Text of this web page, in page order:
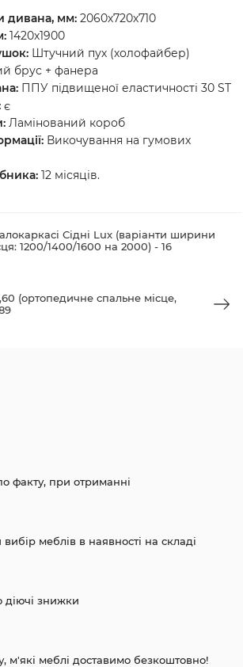
дивана, мм: 2060х720х710
1420х1900
Штучний пух (холофайбер)
брус + фанера
ППУ підвищеної еластичності 30 ST
є
Ламінований короб
Викочування на гумових
12 місяців.
Сідні Lux (варіанти ширини
1200/1400/1600 на 2000) - 16
(ортопедичне спальне місце,
факту, при отриманні
меблів в наявності на складі
діючі знижки
м'які меблі доставимо безкоштовно!